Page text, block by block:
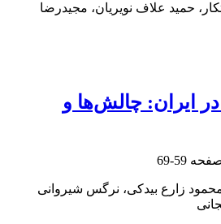
حمید علاف نویریان، مجیدرضا
ایران: چالش‌ها و
59-69
زارع بیدکی، نرگس شیروانی